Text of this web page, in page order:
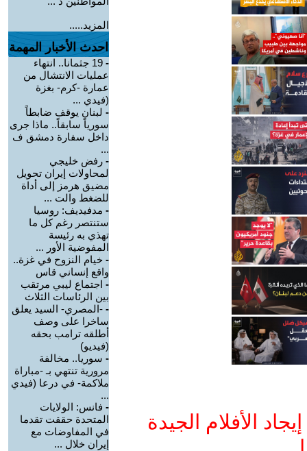
الأفلام الجيدة
المزيد.....
احدث الأخبار المهمة
-
19 جثمانا.. انتهاء
عمليات الانتشال من
عمارة -كرم- بغزة
(فيدي ...
- لبنان يوقف ضابطاً
سورياً سابقاً.. ماذا جرى
داخل سفارة دمشق ف
...
- رفض خليجي
لمحاولات إيران تحويل
مضيق هرمز إلى أداة
للضغط والت ...
- مدفيديف: روسيا
ستنتصر رغم كل ما
تهذي به رئيسة
المفوضية الأور ...
- خيام النزوح في غزة..
واقع إنساني قاس
- اجتماع ليبي مرتقب
بين الرئاسات الثلاث
- -المصري- السيد يعلق
ساخرا على وصف
أطلقه ترامب بحقه
(فيديو)
- سوريا.. مخالفة
مرورية تنتهي بـ -مباراة
ملاكمة- في درعا (فيدي
...
- فانس: الولايات
المتحدة حققت تقدما
في المفاوضات مع
إيران خلال ...